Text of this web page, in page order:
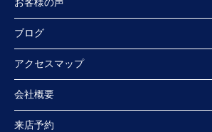
ブログ
アクセスマップ
会社概要
来店予約